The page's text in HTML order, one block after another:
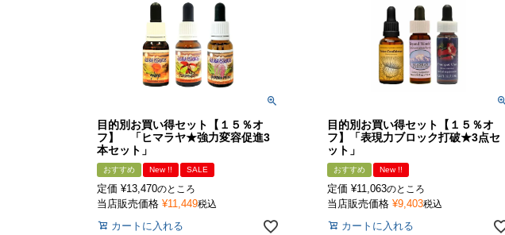
目的別お買い得セット【１５％オ
フ】 「ヒマラヤ★強力変容促進3
本セット」
おすすめ New !! SALE
定価 ¥13,470のところ
当店販売価格 ¥11,449税込
カートに入れる
目的別お買い得セット【１５％オ
フ】「表現力ブロック打破★3点セ
ット」
おすすめ New !!
定価 ¥11,063のところ
当店販売価格 ¥9,403税込
カートに入れる